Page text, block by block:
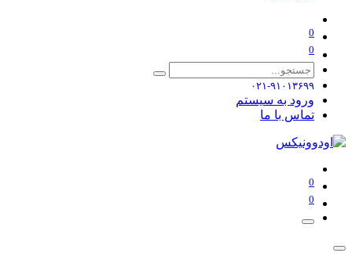
0
0
۰۲۱-۹۱۰۱۳۶۹۹
ورود به سیستم
تماس با ما
0
0